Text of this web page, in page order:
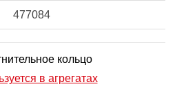
477084
кольцо
в агрегатах